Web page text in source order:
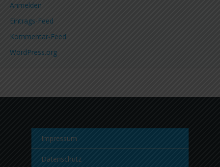
Anmelden
Eintrags-Feed
Kommentar-Feed
WordPress.org
Impressum
Datenschutz